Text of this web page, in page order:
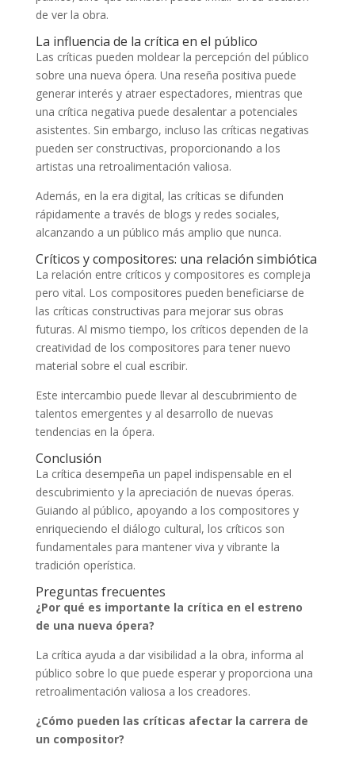
de ver la obra.
La influencia de la crítica en el público
Las críticas pueden moldear la percepción del público
sobre una nueva ópera. Una reseña positiva puede
generar interés y atraer espectadores, mientras que
una crítica negativa puede desalentar a potenciales
asistentes. Sin embargo, incluso las críticas negativas
pueden ser constructivas, proporcionando a los
artistas una retroalimentación valiosa.
Además, en la era digital, las críticas se difunden
rápidamente a través de blogs y redes sociales,
alcanzando a un público más amplio que nunca.
Críticos y compositores: una relación simbiótica
La relación entre críticos y compositores es compleja
pero vital. Los compositores pueden beneficiarse de
las críticas constructivas para mejorar sus obras
futuras. Al mismo tiempo, los críticos dependen de la
creatividad de los compositores para tener nuevo
material sobre el cual escribir.
Este intercambio puede llevar al descubrimiento de
talentos emergentes y al desarrollo de nuevas
tendencias en la ópera.
Conclusión
La crítica desempeña un papel indispensable en el
descubrimiento y la apreciación de nuevas óperas.
Guiando al público, apoyando a los compositores y
enriqueciendo el diálogo cultural, los críticos son
fundamentales para mantener viva y vibrante la
tradición operística.
Preguntas frecuentes
¿Por qué es importante la crítica en el estreno
de una nueva ópera?
La crítica ayuda a dar visibilidad a la obra, informa al
público sobre lo que puede esperar y proporciona una
retroalimentación valiosa a los creadores.
¿Cómo pueden las críticas afectar la carrera de
un compositor?